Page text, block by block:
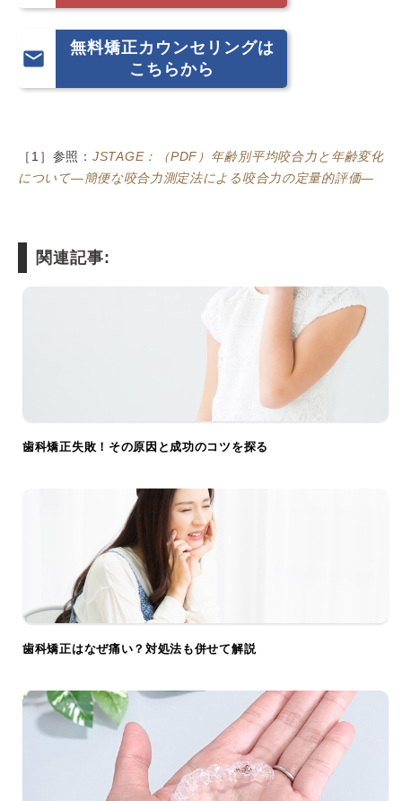

無料矯正カウンセリングは
こちらから
［1］参照：JSTAGE：（PDF）年齢別平均咬合力と年齢変化
について―簡便な咬合力測定法による咬合力の定量的評価―
関連記事:
歯科矯正失敗！その原因と成功のコツを探る
歯科矯正はなぜ痛い？対処法も併せて解説